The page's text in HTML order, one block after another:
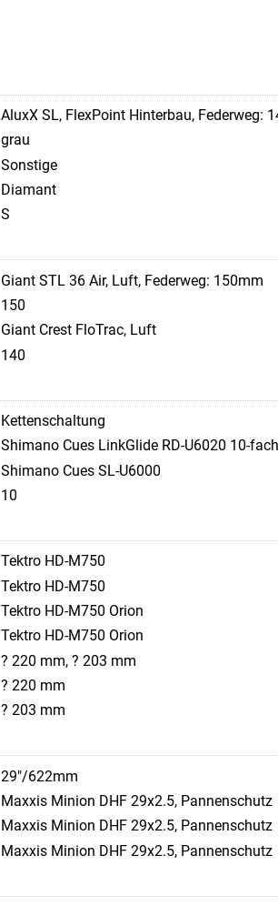
AluxX SL, FlexPoint Hinterbau, Federweg:
grau
Sonstige
Diamant
S
Giant STL 36 Air, Luft, Federweg: 150mm
150
Giant Crest FloTrac, Luft
140
Kettenschaltung
Shimano Cues LinkGlide RD-U6020 10-
Shimano Cues SL-U6000
10
Tektro HD-M750
Tektro HD-M750
Tektro HD-M750 Orion
Tektro HD-M750 Orion
? 220 mm, ? 203 mm
? 220 mm
? 203 mm
29"/622mm
Maxxis Minion DHF 29x2.5, Pannenschutz
Maxxis Minion DHF 29x2.5, Pannenschutz
Maxxis Minion DHF 29x2.5, Pannenschutz